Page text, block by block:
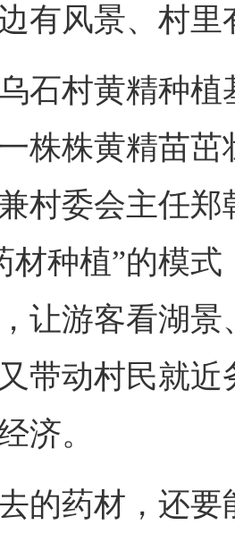
有风景、村里
石村黄精种
株株黄精苗
村委会主任郑
材种植”的模
让游客看湖
带动村民就
济。
的药材，还